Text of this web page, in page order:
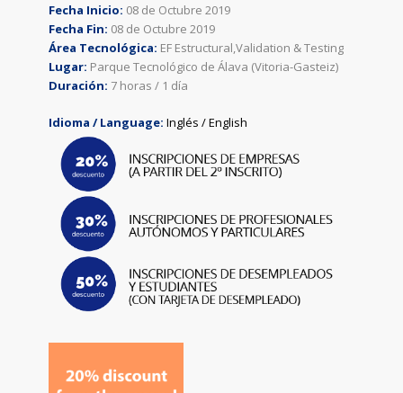
Fecha Inicio: 08 de Octubre 2019
Fecha Fin: 08 de Octubre 2019
Área Tecnológica: EF Estructural,Validation & Testing
Lugar: Parque Tecnológico de Álava (Vitoria-Gasteiz)
Duración: 7 horas / 1 día
Idioma / Language: Inglés / English